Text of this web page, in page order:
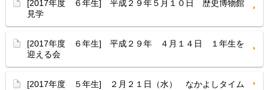
[2017年度 ６年生] 平成２９年５月１０日 歴史博物館
見学
[2017年度 ６年生] 平成２９年 ４月１４日 １年生を
迎える会
[2017年度 ５年生] ２月２１日（水） なかよしタイム